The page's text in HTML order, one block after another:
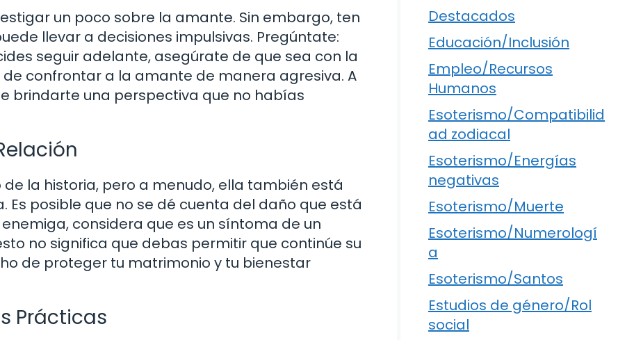
un poco sobre la amante. Sin embargo, ten
llevar a decisiones impulsivas. Pregúntate:
seguir adelante, asegúrate de que sea con la
confrontar a la amante de manera agresiva. A
brindarte una perspectiva que no habías
la historia, pero a menudo, ella también está
posible que no se dé cuenta del daño que está
considera que es un síntoma de un
no significa que debas permitir que continúe su
de proteger tu matrimonio y tu bienestar
Prácticas
Destacados
Educación/Inclusión
Empleo/Recursos
Humanos
Esoterismo/Compatibilid
ad zodiacal
Esoterismo/Energías
negativas
Esoterismo/Muerte
Esoterismo/Numerologí
a
Esoterismo/Santos
Estudios de género/Rol
social